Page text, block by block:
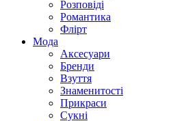
Розповіді
Романтика
Флірт
Мода
Аксесуари
Бренди
Взуття
Знаменитості
Прикраси
Сукні